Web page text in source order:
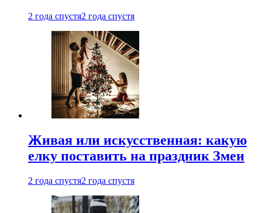
2 года спустя2 года спустя
Живая или искусственная: какую
елку поставить на праздник Змеи
2 года спустя2 года спустя